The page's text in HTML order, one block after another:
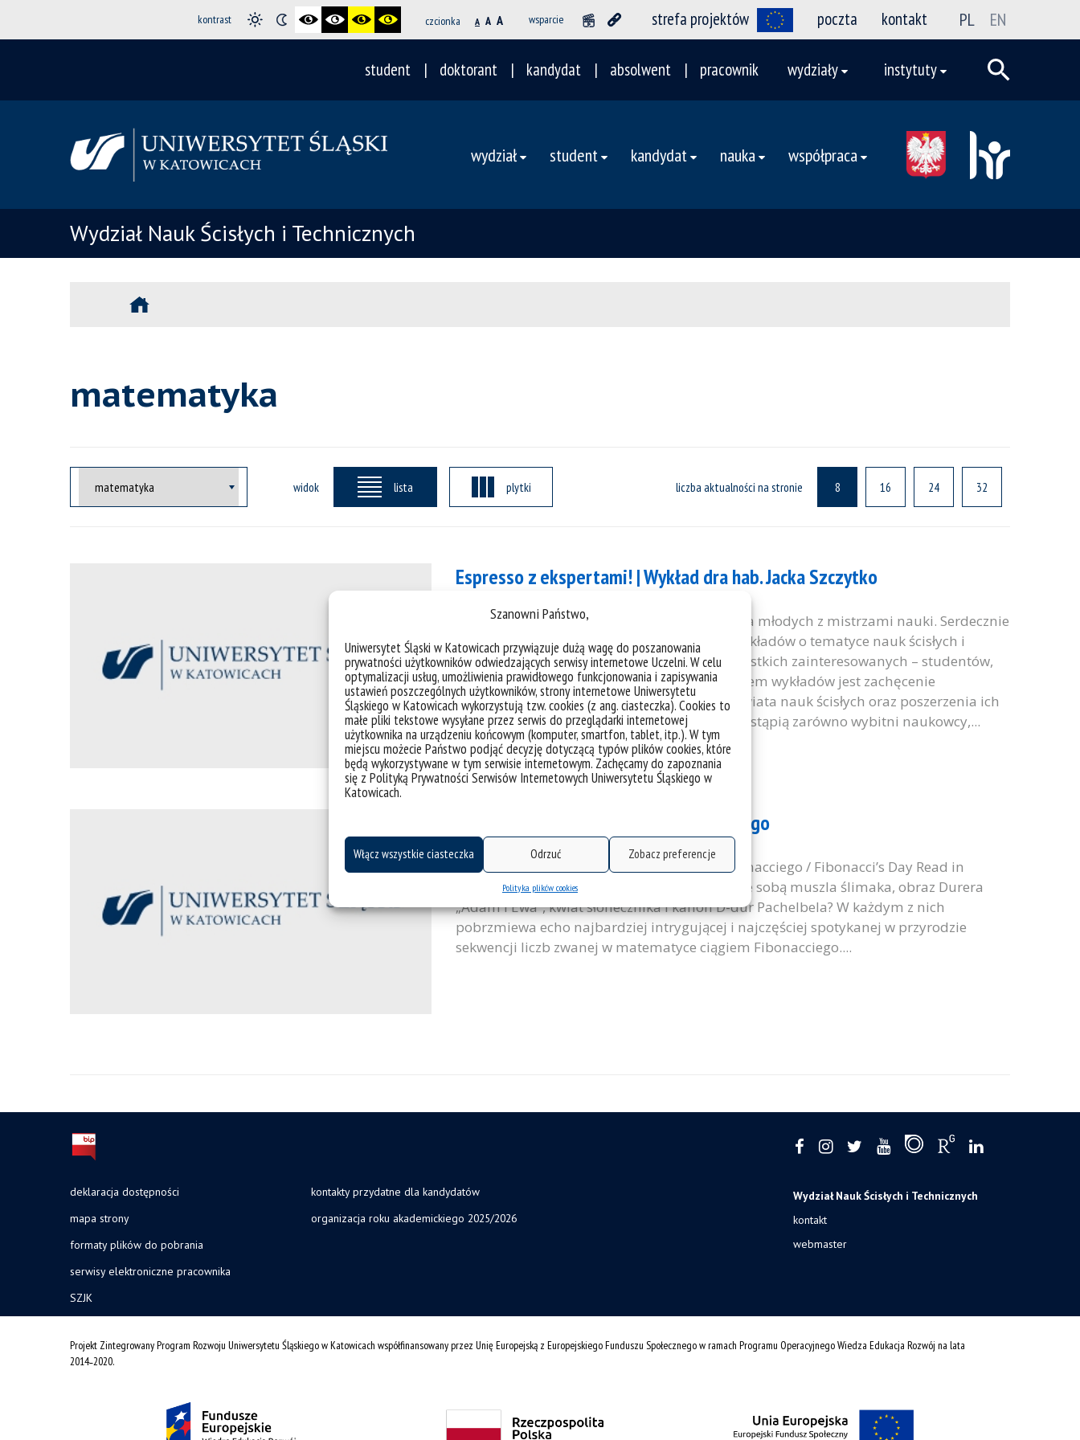
Szanowni Państwo,
Uniwersytet Śląski w Katowicach przywiązuje dużą wagę do poszanowania
prywatności użytkowników odwiedzających serwisy internetowe Uczelni. W celu
optymalizacji usług, umożliwienia prawidłowego funkcjonowania i zapisywania
ustawień poszczególnych użytkowników, strony internetowe Uniwersytetu
Śląskiego w Katowicach wykorzystują tzw. cookies (z ang. ciasteczka). Cookies to
małe pliki tekstowe wysyłane przez serwis do przeglądarki internetowej
użytkownika na urządzeniu końcowym (komputer, smartfon, tablet, itp.). W tym
miejscu możecie Państwo podjąć decyzję dotyczącą typów plików cookies, które
będą wykorzystywane w tym serwisie internetowym. Zachęcamy do zapoznania
się z Polityką Prywatności Serwisów Internetowych Uniwersytetu Śląskiego w
Katowicach.
Włącz wszystkie ciasteczka Odrzuć Zobacz preferencje
Polityka plików cookies
kontrast czcionka A A A wsparcie strefa projektów poczta kontakt PL EN
student doktorant kandydat absolwent pracownik wydziały instytuty
wydział student kandydat nauka współpraca
Wydział Nauk Ścisłych i Technicznych
matematyka
widok lista plytki liczba aktualności na stronie 8 16 24 32
Espresso z ekspertami! | Wykład dra hab. Jacka Szczytko
Espresso z ekspertami! – inspirujące spotkania młodych z mistrzami nauki. Serdecznie
zapraszamy na cykl popularnonaukowych wykładów o tematyce nauk ścisłych i
technicznych. Prelekcje skierowane są do wszystkich zainteresowanych – studentów,
uczniów oraz pasjonatów nauki. Głównym celem wykładów jest zachęcenie
uczestników do poznawania fascynującego świata nauk ścisłych oraz poszerzenia ich
dotychczasowej wiedzy. Podczas wykładów wystąpią zarówno wybitni naukowcy,...
Kartka z kalendarza – Dzień Fibonacciego
𝐊𝐚𝐫𝐭𝐤𝐚 𝐳 𝐊𝐚𝐥𝐞𝐧𝐝𝐚𝐫𝐳𝐚 23 listopada – Dzień Fibonacciego / Fibonacci’s Day Read in
English – Fibonacci Day Co wspólnego mają ze sobą muszla ślimaka, obraz Durera
„Adam i Ewa”, kwiat słonecznika i kanon D-dur Pachelbela? W każdym z nich
pobrzmiewa echo najbardziej intrygującej i najczęściej spotykanej w przyrodzie
sekwencji liczb zwanej w matematyce ciągiem Fibonacciego....
deklaracja dostępności
mapa strony
formaty plików do pobrania
serwisy elektroniczne pracownika
SZJK
kontakty przydatne dla kandydatów
organizacja roku akademickiego 2025/2026
Wydział Nauk Ścisłych i Technicznych
kontakt
webmaster
Projekt Zintegrowany Program Rozwoju Uniwersytetu Śląskiego w Katowicach współfinansowany przez Unię Europejską z Europejskiego Funduszu Społecznego w ramach Programu Operacyjnego Wiedza Edukacja Rozwój na lata
2014˗2020.